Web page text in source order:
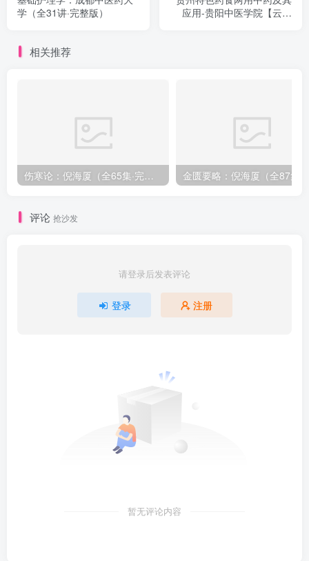
学（全31讲·完整版）
应用-贵阳中医学院【云雪
相关推荐
伤寒论：倪海厦（全65集·完整版）
评论 抢沙发
请登录后发表评论
登录 注册
暂无评论内容